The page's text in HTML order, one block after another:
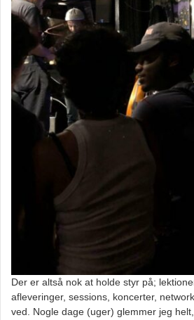
Der er altså nok at holde styr på;
afleveringer, sessions, koncerter,
ved. Nogle dage (uger) glemmer jeg